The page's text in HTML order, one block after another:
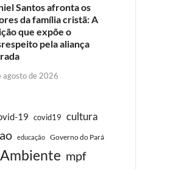
Santos afronta os
da família cristã: A
que expõe o
pela aliança
agosto de 2026
19 covid19 cultura
educação Governo do Pará
mpf